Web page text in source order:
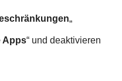
„
Apps“ und deaktivieren